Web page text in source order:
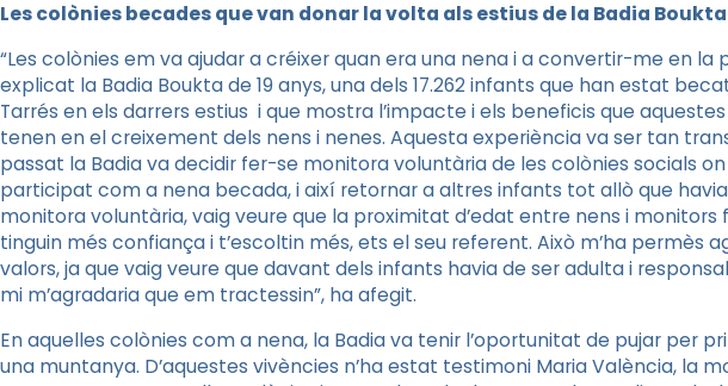
Les colònies becades que van donar la volta als estius de la Badia Boukta
“Les colònies em va ajudar a créixer quan era una nena i a convertir-me en la
explicat la Badia Boukta de 19 anys, una dels 17.262 infants que han estat
Tarrés en els darrers estius i que mostra l’impacte i els beneficis que
tenen en el creixement dels nens i nenes. Aquesta experiència va ser tan
passat la Badia va decidir fer-se monitora voluntària de les colònies socials
participat com a nena becada, i així retornar a altres infants tot allò que
monitora voluntària, vaig veure que la proximitat d’edat entre nens i monitors
tinguin més confiança i t’escoltin més, ets el seu referent. Això m’ha permès
valors, ja que vaig veure que davant dels infants havia de ser adulta i
mi m’agradaria que em tractessin”, ha afegit.
En aquelles colònies com a nena, la Badia va tenir l’oportunitat de pujar per
una muntanya. D’aquestes vivències n’ha estat testimoni Maria València, la